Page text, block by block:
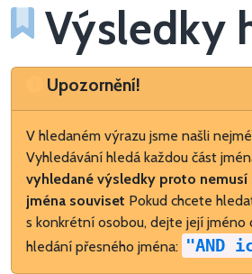
Výsledky
Upozornění
Upozornění!
V hledaném výrazu jsme našli
Vyhledávání hledá každou část
vyhledané výsledky proto
jména souviset Pokud chcete
s konkrétní osobou, dejte její jméno
hledání přesného jména: "AND